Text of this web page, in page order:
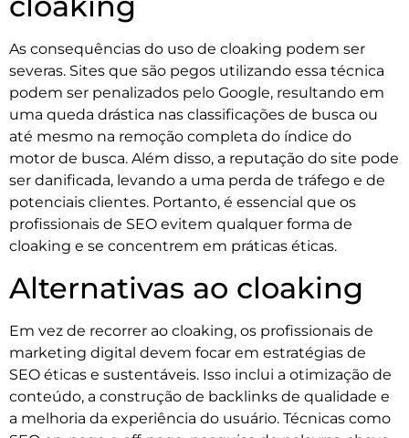
As consequências do uso de cloaking podem ser
severas. Sites que são pegos utilizando essa técnica
podem ser penalizados pelo Google, resultando em
uma queda drástica nas classificações de busca ou
até mesmo na remoção completa do índice do
motor de busca. Além disso, a reputação do site pode
ser danificada, levando a uma perda de tráfego e de
potenciais clientes. Portanto, é essencial que os
profissionais de SEO evitem qualquer forma de
cloaking e se concentrem em práticas éticas.
Alternativas ao cloaking
Em vez de recorrer ao cloaking, os profissionais de
marketing digital devem focar em estratégias de
SEO éticas e sustentáveis. Isso inclui a otimização de
conteúdo, a construção de backlinks de qualidade e
a melhoria da experiência do usuário. Técnicas como